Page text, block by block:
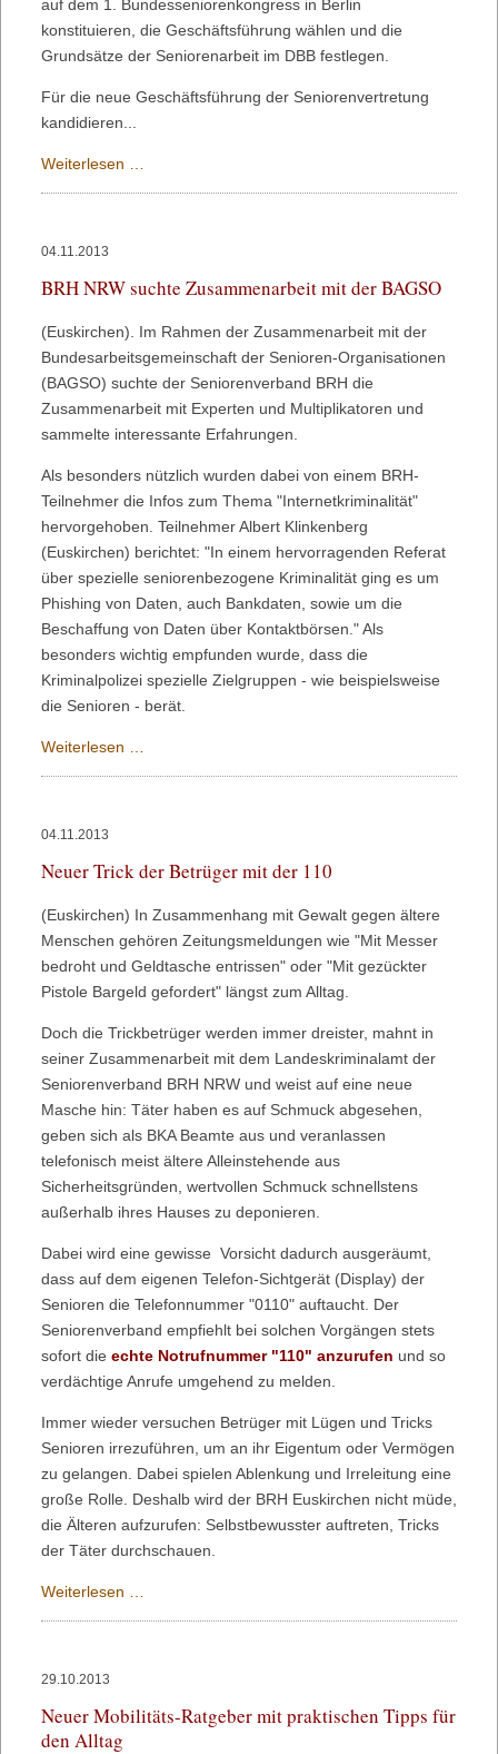
auf dem 1. Bundesseniorenkongress in Berlin
konstituieren, die Geschäftsführung wählen und die
Grundsätze der Seniorenarbeit im DBB festlegen.
Für die neue Geschäftsführung der Seniorenvertretung
kandidieren...
Weiterlesen …
04.11.2013
BRH NRW suchte Zusammenarbeit mit der BAGSO
(Euskirchen). Im Rahmen der Zusammenarbeit mit der
Bundesarbeitsgemeinschaft der Senioren-Organisationen
(BAGSO) suchte der Seniorenverband BRH die
Zusammenarbeit mit Experten und Multiplikatoren und
sammelte interessante Erfahrungen.
Als besonders nützlich wurden dabei von einem BRH-
Teilnehmer die Infos zum Thema "Internetkriminalität"
hervorgehoben. Teilnehmer Albert Klinkenberg
(Euskirchen) berichtet: "In einem hervorragenden Referat
über spezielle seniorenbezogene Kriminalität ging es um
Phishing von Daten, auch Bankdaten, sowie um die
Beschaffung von Daten über Kontaktbörsen." Als
besonders wichtig empfunden wurde, dass die
Kriminalpolizei spezielle Zielgruppen - wie beispielsweise
die Senioren - berät.
Weiterlesen …
der
04.11.2013
Neuer Trick der Betrüger mit der 110
(Euskirchen) In Zusammenhang mit Gewalt gegen ältere
Menschen gehören Zeitungsmeldungen wie "Mit Messer
bedroht und Geldtasche entrissen" oder "Mit gezückter
Pistole Bargeld gefordert" längst zum Alltag.
Doch die Trickbetrüger werden immer dreister, mahnt in
seiner Zusammenarbeit mit dem Landeskriminalamt der
Seniorenverband BRH NRW und weist auf eine neue
Masche hin: Täter haben es auf Schmuck abgesehen,
geben sich als BKA Beamte aus und veranlassen
telefonisch meist ältere Alleinstehende aus
Sicherheitsgründen, wertvollen Schmuck schnellstens
außerhalb ihres Hauses zu deponieren.
Dabei wird eine gewisse Vorsicht dadurch ausgeräumt,
dass auf dem eigenen Telefon-Sichtgerät (Display) der
Senioren die Telefonnummer "0110" auftaucht. Der
Seniorenverband empfiehlt bei solchen Vorgängen stets
sofort die echte Notrufnummer "110" anzurufen und so
verdächtige Anrufe umgehend zu melden.
Immer wieder versuchen Betrüger mit Lügen und Tricks
Senioren irrezuführen, um an ihr Eigentum oder Vermögen
zu gelangen. Dabei spielen Ablenkung und Irreleitung eine
große Rolle. Deshalb wird der BRH Euskirchen nicht müde,
die Älteren aufzurufen: Selbstbewusster auftreten, Tricks
der Täter durchschauen.
Weiterlesen …
der
29.10.2013
Neuer Mobilitäts-Ratgeber mit praktischen Tipps für
den Alltag